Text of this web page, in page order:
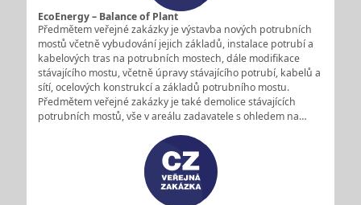
EcoEnergy – Balance of Plant
Předmětem veřejné zakázky je výstavba nových potrubních
mostů včetně vybudování jejich základů, instalace potrubí a
kabelových tras na potrubních mostech, dále modifikace
stávajícího mostu, včetně úpravy stávajícího potrubí, kabelů a
sítí, ocelových konstrukcí a základů potrubního mostu.
Předmětem veřejné zakázky je také demolice stávajících
potrubních mostů, vše v areálu zadavatele s ohledem na…